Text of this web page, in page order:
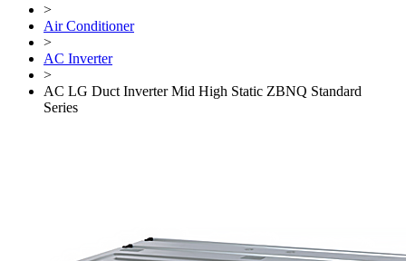
>
Air Conditioner
>
AC Inverter
>
AC LG Duct Inverter Mid High Static ZBNQ Standard
Series